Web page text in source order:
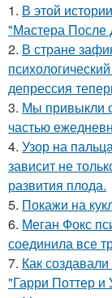
1. В этой
"Мастера После
2. В стране
депрессия
3. Мы привыкли
частью
4. Узор на
зависит не
развития плода.
5. Покажи на
6. Меган Фокс
соединила все
7. Как
"Гарри Поттер и